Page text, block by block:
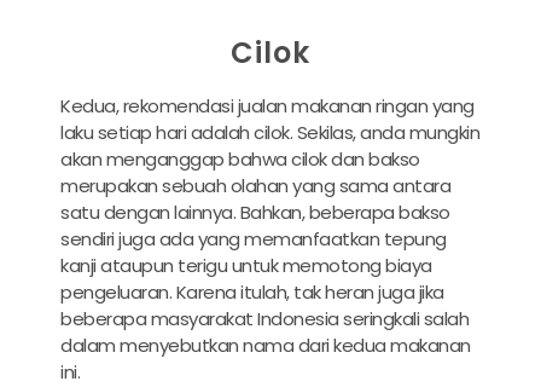
Cilok
Kedua, rekomendasi jualan makanan ringan yang
laku setiap hari adalah cilok. Sekilas, anda mungkin
akan menganggap bahwa cilok dan bakso
merupakan sebuah olahan yang sama antara
satu dengan lainnya. Bahkan, beberapa bakso
sendiri juga ada yang memanfaatkan tepung
kanji ataupun terigu untuk memotong biaya
pengeluaran. Karena itulah, tak heran juga jika
beberapa masyarakat Indonesia seringkali salah
dalam menyebutkan nama dari kedua makanan
ini.